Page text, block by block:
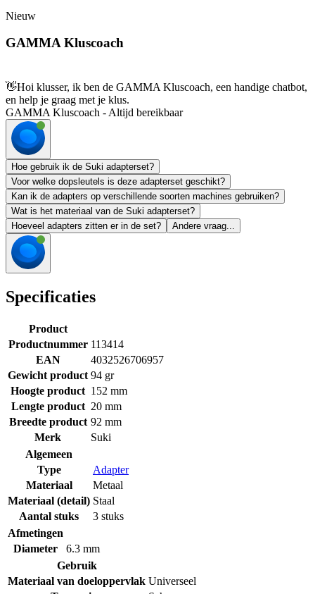
Nieuw
GAMMA Kluscoach
👋Hoi klusser, ik ben de GAMMA Kluscoach, een handige chatbot,
en help je graag met je klus.
GAMMA Kluscoach - Altijd bereikbaar
Hoe gebruik ik de Suki adapterset?
Voor welke dopsleutels is deze adapterset geschikt?
Kan ik de adapters op verschillende soorten machines gebruiken?
Wat is het materiaal van de Suki adapterset?
Hoeveel adapters zitten er in de set?
Andere vraag...
Specificaties
Product
Productnummer 113414
EAN
4032526706957
Gewicht product 94 gr
Hoogte product 152 mm
Lengte product 20 mm
Breedte product 92 mm
Merk
Suki
Algemeen
Type
Adapter
Materiaal
Metaal
Materiaal (detail) Staal
Aantal stuks
3 stuks
Afmetingen
Diameter
6.3 mm
Gebruik
Materiaal van doeloppervlak Universeel